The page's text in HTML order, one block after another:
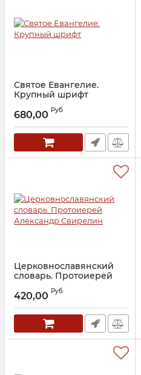
Святое Евангелие.
Крупный шрифт
30187
680,00 Руб
Церковнославянский
словарь. Протоиерей
Александр Свирелин
Артикул: 28445
420,00 Руб